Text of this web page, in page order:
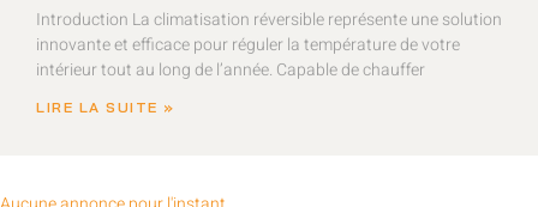
Introduction La climatisation réversible représente une solution
innovante et efficace pour réguler la température de votre
intérieur tout au long de l’année. Capable de chauffer
LIRE LA SUITE »